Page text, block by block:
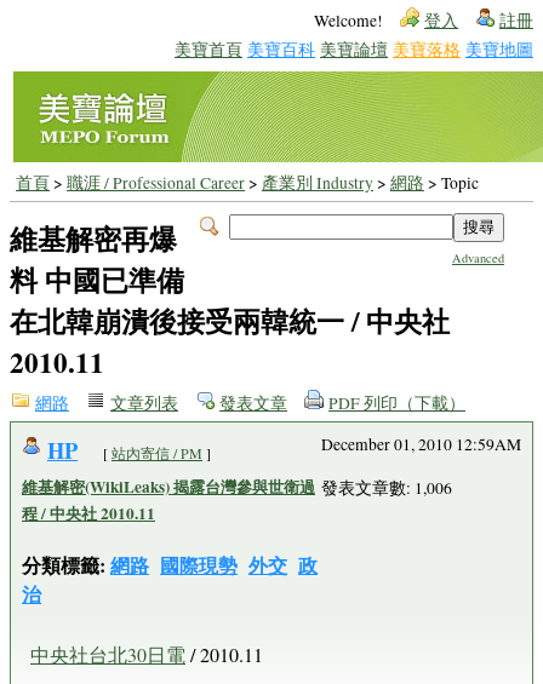
Welcome! 登入 註冊
美寶首頁 美寶百科 美寶論壇 美寶落格 美寶地圖
首頁> 職涯 / Professional Career> 產業別 Industry> 網路 > Topic
Advanced
維基解密再爆
料 中國已準備
在北韓崩潰後接受兩韓統一 / 中央社
2010.11
網路 文章列表 發表文章 PDF 列印（下載）
HP [站內寄信 / PM ]
維基解密(WikiLeaks) 揭露台灣參與世衛過
程 / 中央社 2010.11
分類標籤: 網路 國際現勢 外交 政
治
December 01, 2010 12:59AM
發表文章數: 1,006
中央社台北30日電 / 2010.11